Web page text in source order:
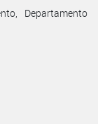
Departamento